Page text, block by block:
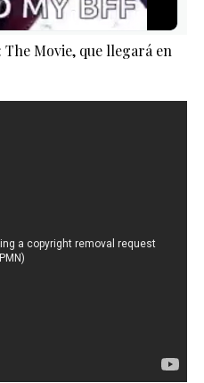
Movie, que llegará en